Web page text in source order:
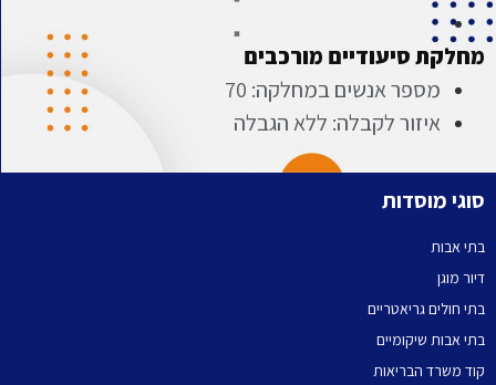
מחלקת סיעודיים מורכבים
מספר אנשים במחלקה: 70
איזור לקבלה: ללא הגבלה
סוגי מוסדות
בתי אבות
דיור מוגן
בתי חולים גריאטריים
בתי אבות שיקומיים
קוד משרד הבריאות